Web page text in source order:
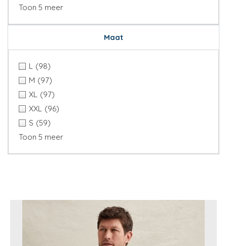
Toon 5 meer
Maat
L (98)
M (97)
XL (97)
XXL (96)
S (59)
Toon 5 meer